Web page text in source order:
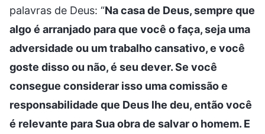
palavras de Deus: “Na casa de Deus, sempre que
algo é arranjado para que você o faça, seja uma
adversidade ou um trabalho cansativo, e você
goste disso ou não, é seu dever. Se você
consegue considerar isso uma comissão e
responsabilidade que Deus lhe deu, então você
é relevante para Sua obra de salvar o homem. E